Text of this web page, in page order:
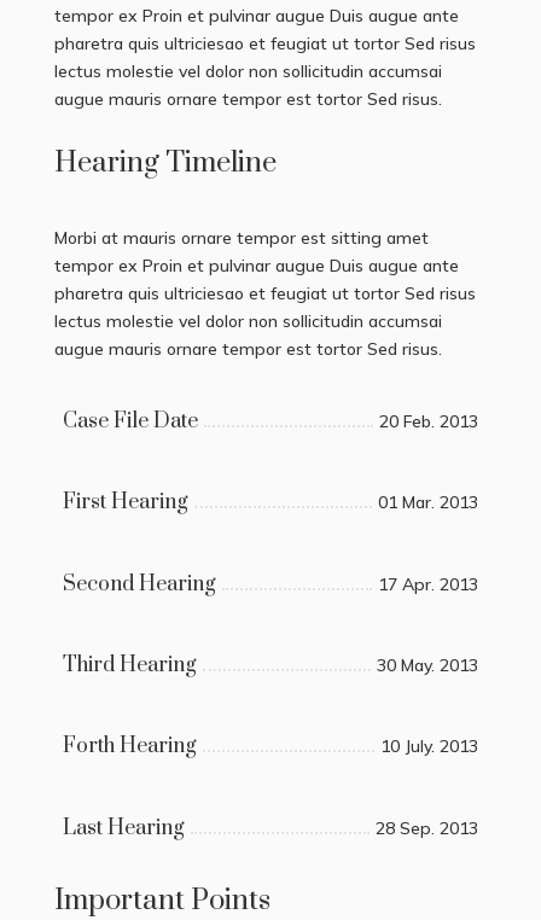
tempor ex Proin et pulvinar augue Duis augue ante
pharetra quis ultriciesao et feugiat ut tortor Sed risus
lectus molestie vel dolor non sollicitudin accumsai
augue mauris ornare tempor est tortor Sed risus.
Hearing Timeline
Morbi at mauris ornare tempor est sitting amet
tempor ex Proin et pulvinar augue Duis augue ante
pharetra quis ultriciesao et feugiat ut tortor Sed risus
lectus molestie vel dolor non sollicitudin accumsai
augue mauris ornare tempor est tortor Sed risus.
Case File Date 20 Feb. 2013
First Hearing 01 Mar. 2013
Second Hearing 17 Apr. 2013
Third Hearing 30 May. 2013
Forth Hearing 10 July. 2013
Last Hearing 28 Sep. 2013
Important Points